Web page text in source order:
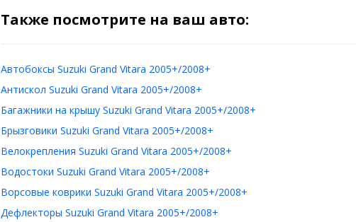
Также посмотрите на ваш авто:
Автобоксы Suzuki Grand Vitara 2005+/2008+
Антискол Suzuki Grand Vitara 2005+/2008+
Багажники на крышу Suzuki Grand Vitara 2005+/2008+
Брызговики Suzuki Grand Vitara 2005+/2008+
Велокрепления Suzuki Grand Vitara 2005+/2008+
Водостоки Suzuki Grand Vitara 2005+/2008+
Ворсовые коврики Suzuki Grand Vitara 2005+/2008+
Дефлекторы Suzuki Grand Vitara 2005+/2008+